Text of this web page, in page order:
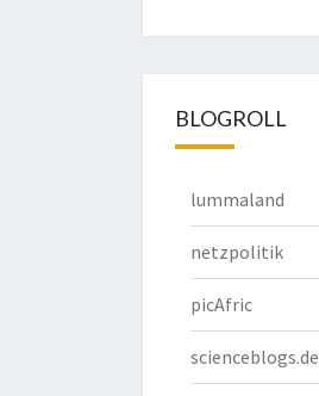
BLOGROLL
lummaland
netzpolitik
picAfric
scienceblogs.de